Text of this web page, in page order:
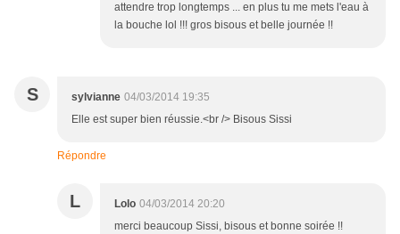
attendre trop longtemps ... en plus tu me mets l'eau à
la bouche lol !!! gros bisous et belle journée !!
S sylvianne 04/03/2014 19:35
Elle est super bien réussie.<br /> Bisous Sissi
Répondre
L Lolo 04/03/2014 20:20
merci beaucoup Sissi, bisous et bonne soirée !!